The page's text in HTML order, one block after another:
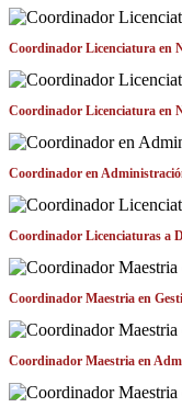
Coordinador Licenciatura en
Coordinador Licenciatura en
Coordinador en
Coordinador Licenciaturas a
Coordinador Maestria en
Coordinador Maestria en